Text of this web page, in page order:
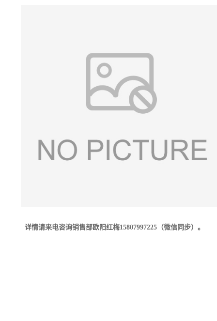
详情请来电咨询销售部欧阳红梅15807997225（微信同步）。